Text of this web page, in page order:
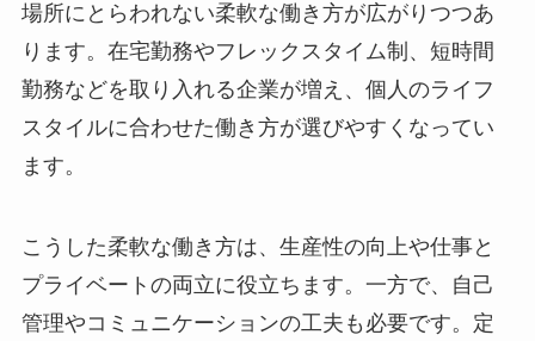
場所にとらわれない柔軟な働き方が広がりつつあ
ります。在宅勤務やフレックスタイム制、短時間
勤務などを取り入れる企業が増え、個人のライフ
スタイルに合わせた働き方が選びやすくなってい
ます。
こうした柔軟な働き方は、生産性の向上や仕事と
プライベートの両立に役立ちます。一方で、自己
管理やコミュニケーションの工夫も必要です。定